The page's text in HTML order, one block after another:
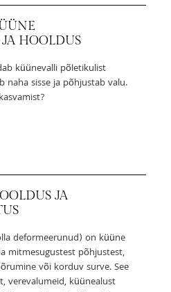
HOOLDUS
küünevalli põletikulist
naha sisse ja põhjustab valu.
JA
deformeerunud) on küüne
mitmesugustest põhjustest,
või korduv surve. See
verevalumeid, küünealust